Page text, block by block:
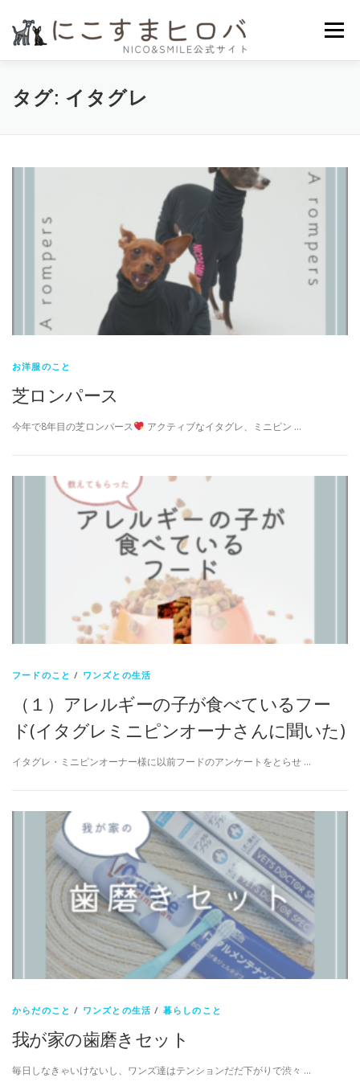
メニュー
HOME ニコスマのこだわり
タグ: イタグレ
お洋服のこと
芝ロンパース
今年で8年目の芝ロンパース アクティブなイタグレ、ミニピン …
フードのこと / ワンズとの生活
（１）アレルギーの子が食べているフー
ド(イタグレミニピンオーナさんに聞いた)
イタグレ・ミニピンオーナー様に以前フードのアンケートをとらせ …
からだのこと / ワンズとの生活 / 暮らしのこと
我が家の歯磨きセット
毎日しなきゃいけないし、ワンズ達はテンションだだ下がりで渋々 …